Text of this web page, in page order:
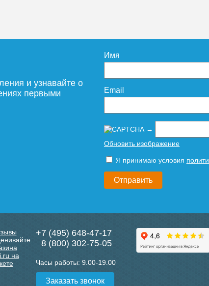
и узнавайте о
первыми
Имя
Email
→
Обновить изображение
Я принимаю условия
+7 (495) 648-47-17
8 (800) 302-75-05
Часы работы: 9.00-19.00
Заказать звонок